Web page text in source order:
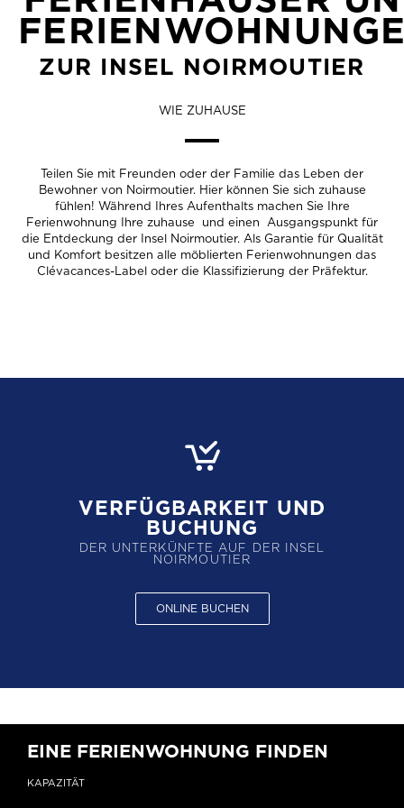
ZUR INSEL NOIRMOUTIER
WIE ZUHAUSE
Teilen Sie mit Freunden oder der Familie das Leben der
Bewohner von Noirmoutier. Hier können Sie sich zuhause
fühlen! Während Ihres Aufenthalts machen Sie Ihre
Ferienwohnung Ihre zuhause und einen Ausgangspunkt für
die Entdeckung der Insel Noirmoutier. Als Garantie für Qualität
und Komfort besitzen alle möblierten Ferienwohnungen das
Clévacances-Label oder die Klassifizierung der Präfektur.
HOTELS
ZIMMER MIT FRÜHSTÜCK
RESIDENZEN UND FERIENDÖRFER
CAMPINGPLÄTZE
IMMOBILIENMAKLER UND
HAUSMEISTERDIENSTE
SAMMELUNTERKÜNFTE
WOHNMOBILSTELLPLÄTZE
VERFÜGBARKEIT UND
BUCHUNG
DER UNTERKÜNFTE AUF DER INSEL
NOIRMOUTIER
ONLINE BUCHEN
EINE FERIENWOHNUNG FINDEN
KAPAZITÄT